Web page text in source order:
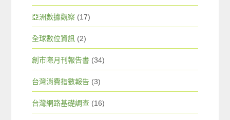
亞洲數據觀察 (17)
全球數位資訊 (2)
創市際月刊報告書 (34)
台灣消費指數報告 (3)
台灣網路基礎調查 (16)